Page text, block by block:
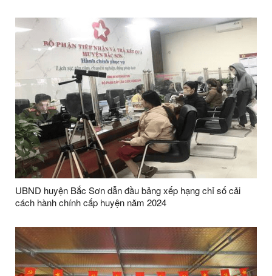
UBND huyện Bắc Sơn dẫn đầu bảng xếp hạng chỉ số cải
cách hành chính cấp huyện năm 2024